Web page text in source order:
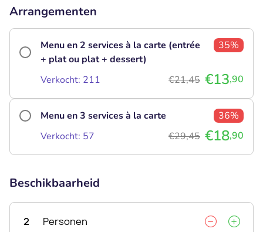
Arrangementen
Menu en 2 services à la carte (entrée
+ plat ou plat + dessert)
35%
Verkocht: 211 €21,45 €13,90
Menu en 3 services à la carte
36%
Verkocht: 57
€29,45 €18,90
Beschikbaarheid
2 Personen